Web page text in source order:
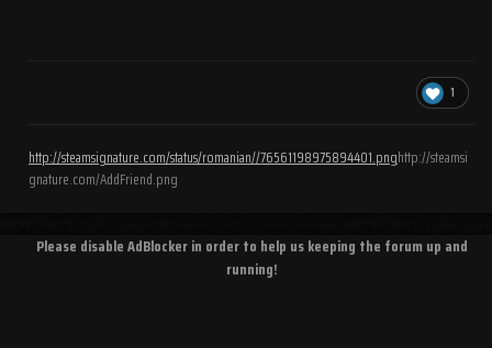
1
http://steamsignature.com/status/romanian//76561198975894401.pnghttp://steamsi
gnature.com/AddFriend.png
Please disable AdBlocker in order to help us keeping the forum up and
running!